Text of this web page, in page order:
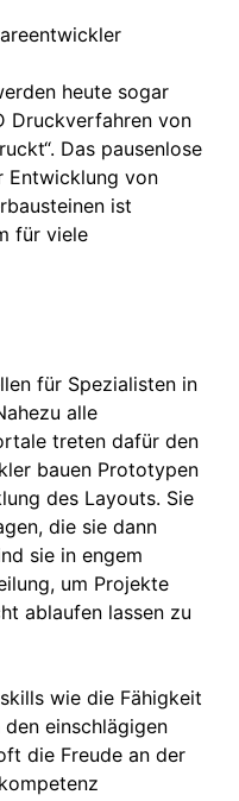
heute sogar
Druckverfahren von
Das pausenlose
Entwicklung von
ist
für viele
für Spezialisten in
alle
treten dafür den
bauen Prototypen
des Layouts. Sie
die sie dann
sie in engem
um Projekte
ablaufen lassen zu
wie die Fähigkeit
einschlägigen
die Freude an der